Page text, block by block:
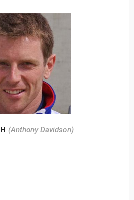
(Anthony Davidson)